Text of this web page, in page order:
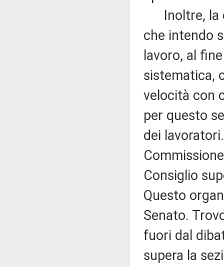
Inoltre, la
che intendo
lavoro, al
sistematica,
velocità con
per questo
dei
Consiglio
Questo
Senato.
fuori dal
supera la